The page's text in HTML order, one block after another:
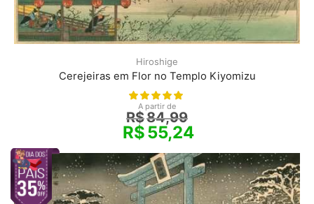
Hiroshige
Cerejeiras em Flor no Templo Kiyomizu
A partir de
R$84,99
R$55,24